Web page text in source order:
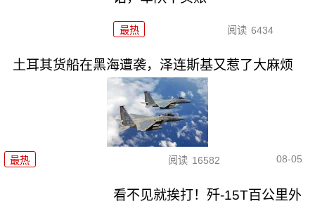
最热 阅读 6434
土耳其货船在黑海遭袭，泽连斯基又惹了大麻烦
最热 阅读 16582 08-05
看不见就挨打！歼-15T百公里外